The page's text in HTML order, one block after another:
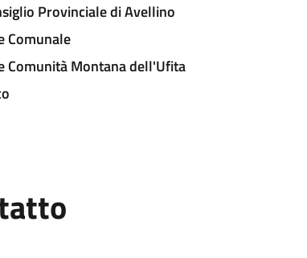
Provinciale di Avellino
Comunale
Comunità Montana dell'Ufita